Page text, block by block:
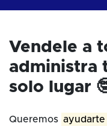
Vendele a
administra
solo lugar
Queremos